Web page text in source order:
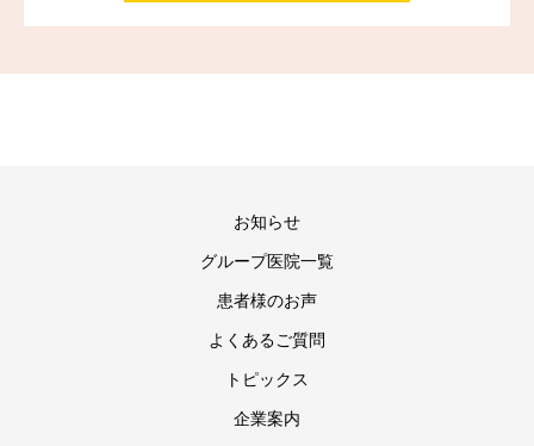
お知らせ
グループ医院一覧
患者様のお声
よくあるご質問
トピックス
企業案内